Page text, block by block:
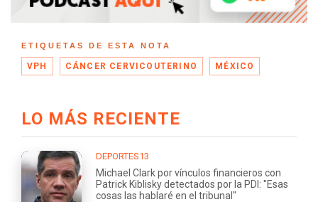
ETIQUETAS DE ESTA NOTA
VPH CÁNCER CERVICOUTERINO MÉXICO
LO MÁS RECIENTE
DEPORTES13
Michael Clark por vínculos financieros con
Patrick Kiblisky detectados por la PDI: "Esas
cosas las hablaré en el tribunal"